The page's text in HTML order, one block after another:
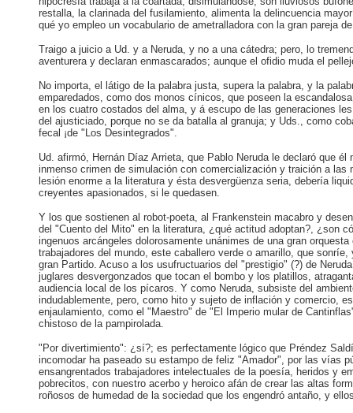
restalla, la clarinada del fusilamiento, alimenta la delincuencia
qué yo empleo un vocabulario de ametralladora con la gran pareja
Traigo a juicio a Ud. y a Neruda, y no a una cátedra; pero, lo
aventurera y declaran enmascarados; aunque el ofidio muda el
No importa, el látigo de la palabra justa, supera la palabra, y la
emparedados, como dos monos cínicos, que poseen la
en los cuatro costados del alma, y á escupo de las generaciones
del ajusticiado, porque no se da batalla al granuja; y Uds., como
fecal ¡de "Los Desintegrados".
Ud. afirmó, Hernán Díaz Arrieta, que Pablo Neruda le declaró que
inmenso crimen de simulación con comercialización y traición a
lesión enorme a la literatura y ésta desvergüenza seria, debería
creyentes apasionados, si le quedasen.
Y los que sostienen al robot-poeta, al Frankenstein macabro y
del "Cuento del Mito" en la literatura, ¿qué actitud adoptan?, ¿son
ingenuos arcángeles dolorosamente unánimes de una gran
trabajadores del mundo, este caballero verde o amarillo, que
gran Partido. Acuso a los usufructuarios del "prestigio" (?) de
juglares desvergonzados que tocan el bombo y los platillos,
audiencia local de los pícaros. Y como Neruda, subsiste del
indudablemente, pero, como hito y sujeto de inflación y comercio,
enjaulamiento, como el "Maestro" de "El Imperio mular de
chistoso de la pampirolada.
"Por divertimiento": ¿sí?; es perfectamente lógico que Préndez
incomodar ha paseado su estampo de feliz "Amador", por las vías
ensangrentados trabajadores intelectuales de la poesía, heridos y
pobrecitos, con nuestro acerbo y heroico afán de crear las altas
roñosos de humedad de la sociedad que los engendró antaño, y